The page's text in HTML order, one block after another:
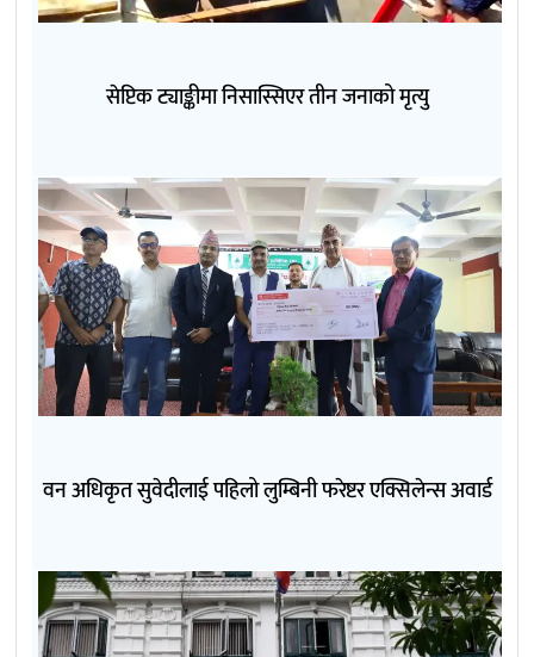
सेप्टिक ट्याङ्कीमा निसास्सिएर तीन जनाको मृत्यु
वन अधिकृत सुवेदीलाई पहिलो लुम्बिनी फरेष्टर एक्सिलेन्स अवार्ड